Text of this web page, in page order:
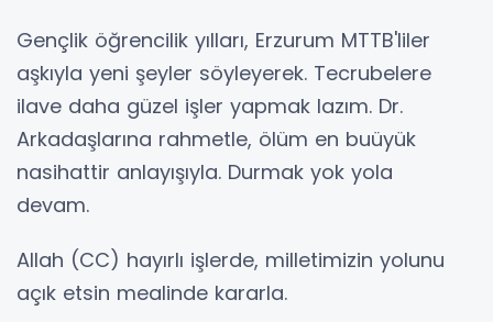
Gençlik öğrencilik yılları, Erzurum MTTB'liler
aşkıyla yeni şeyler söyleyerek. Tecrubelere
ilave daha güzel işler yapmak lazım. Dr.
Arkadaşlarına rahmetle, ölüm en buüyük
nasihattir anlayışıyla. Durmak yok yola
devam.
Allah (CC) hayırlı işlerde, milletimizin yolunu
açık etsin mealinde kararla.